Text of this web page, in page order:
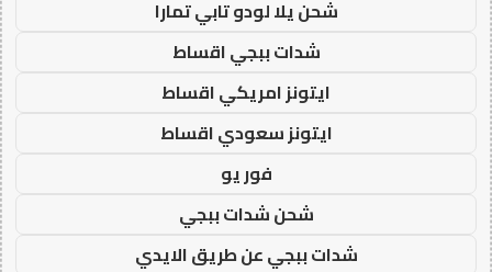
شحن يلا لودو تابي تمارا
شدات ببجي اقساط
ايتونز امريكي اقساط
ايتونز سعودي اقساط
فور يو
شحن شدات ببجي
شدات ببجي عن طريق الايدي